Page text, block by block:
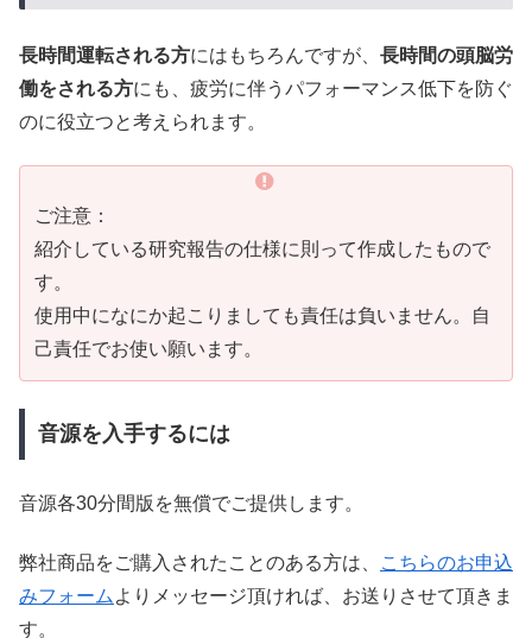
長時間運転される方にはもちろんですが、 長時間の頭脳労
働をされる方にも、疲労に伴うパフォーマンス低下を防ぐ
のに役立つと考えられます。
ご注意：
紹介している研究報告の仕様に則って作成したもので
す。
使用中になにか起こりましても責任は負いません。自
己責任でお使い願います。
音源を入手するには
音源各30分間版を無償でご提供します。
弊社商品をご購入されたことのある方は、
こちらのお申込
みフォーム よりメッセージ頂ければ、お送りさせて頂きま
す。